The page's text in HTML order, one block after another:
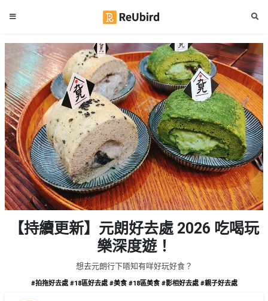
繁
中
EN
登
入
註
冊
生
日
#
拍
拖
好
去
處
#
室
內
好
去
處
【持續更新】元朗好去處 2026 吃喝玩
樂深度遊！
想去元朗行下唔知有咩好玩好食？
#拍拖好去處 #18區好去處 #美食 #18區美食 #影相好去處 #親子好去處